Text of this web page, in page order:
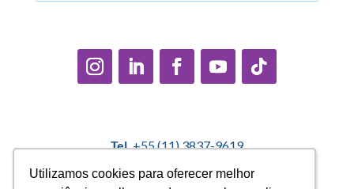
Utilizamos cookies para oferecer melhor
Utilizamos cookies para oferecer melhor
Tel.+55 (11) 3837-9619